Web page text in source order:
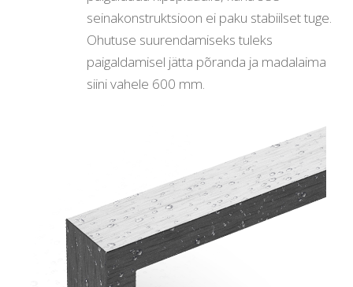
seinakonstruktsioon ei paku stabiilset tuge.
Ohutuse suurendamiseks tuleks
paigaldamisel jätta põranda ja madalaima
siini vahele 600 mm.